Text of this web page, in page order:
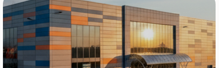
8 495 055 96 59